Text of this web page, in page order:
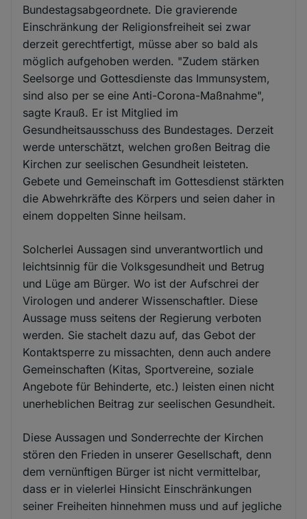
Bundestagsabgeordnete. Die gravierende
Einschränkung der Religionsfreiheit sei zwar
derzeit gerechtfertigt, müsse aber so bald als
möglich aufgehoben werden. "Zudem stärken
Seelsorge und Gottesdienste das Immunsystem,
sind also per se eine Anti-Corona-Maßnahme",
sagte Krauß. Er ist Mitglied im
Gesundheitsausschuss des Bundestages. Derzeit
werde unterschätzt, welchen großen Beitrag die
Kirchen zur seelischen Gesundheit leisteten.
Gebete und Gemeinschaft im Gottesdienst stärkten
die Abwehrkräfte des Körpers und seien daher in
einem doppelten Sinne heilsam.
Solcherlei Aussagen sind unverantwortlich und
leichtsinnig für die Volksgesundheit und Betrug
und Lüge am Bürger. Wo ist der Aufschrei der
Virologen und anderer Wissenschaftler. Diese
Aussage muss seitens der Regierung verboten
werden. Sie stachelt dazu auf, das Gebot der
Kontaktsperre zu missachten, denn auch andere
Gemeinschaften (Kitas, Sportvereine, soziale
Angebote für Behinderte, etc.) leisten einen nicht
unerheblichen Beitrag zur seelischen Gesundheit.
Diese Aussagen und Sonderrechte der Kirchen
stören den Frieden in unserer Gesellschaft, denn
dem vernünftigen Bürger ist nicht vermittelbar,
dass er in vielerlei Hinsicht Einschränkungen
seiner Freiheiten hinnehmen muss und auf jegliche